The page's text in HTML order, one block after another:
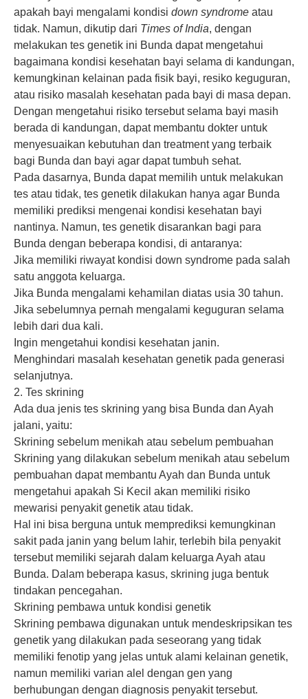
apakah bayi mengalami kondisi down syndrome atau
tidak. Namun, dikutip dari Times of India, dengan
melakukan tes genetik ini Bunda dapat mengetahui
bagaimana kondisi kesehatan bayi selama di kandungan,
kemungkinan kelainan pada fisik bayi, resiko keguguran,
atau risiko masalah kesehatan pada bayi di masa depan.
Dengan mengetahui risiko tersebut selama bayi masih
berada di kandungan, dapat membantu dokter untuk
menyesuaikan kebutuhan dan treatment yang terbaik
bagi Bunda dan bayi agar dapat tumbuh sehat.
Pada dasarnya, Bunda dapat memilih untuk melakukan
tes atau tidak, tes genetik dilakukan hanya agar Bunda
memiliki prediksi mengenai kondisi kesehatan bayi
nantinya. Namun, tes genetik disarankan bagi para
Bunda dengan beberapa kondisi, di antaranya:
Jika memiliki riwayat kondisi down syndrome pada salah
satu anggota keluarga.
Jika Bunda mengalami kehamilan diatas usia 30 tahun.
Jika sebelumnya pernah mengalami keguguran selama
lebih dari dua kali.
Ingin mengetahui kondisi kesehatan janin.
Menghindari masalah kesehatan genetik pada generasi
selanjutnya.
2. Tes skrining
Ada dua jenis tes skrining yang bisa Bunda dan Ayah
jalani, yaitu:
Skrining sebelum menikah atau sebelum pembuahan
Skrining yang dilakukan sebelum menikah atau sebelum
pembuahan dapat membantu Ayah dan Bunda untuk
mengetahui apakah Si Kecil akan memiliki risiko
mewarisi penyakit genetik atau tidak.
Hal ini bisa berguna untuk memprediksi kemungkinan
sakit pada janin yang belum lahir, terlebih bila penyakit
tersebut memiliki sejarah dalam keluarga Ayah atau
Bunda. Dalam beberapa kasus, skrining juga bentuk
tindakan pencegahan.
Skrining pembawa untuk kondisi genetik
Skrining pembawa digunakan untuk mendeskripsikan tes
genetik yang dilakukan pada seseorang yang tidak
memiliki fenotip yang jelas untuk alami kelainan genetik,
namun memiliki varian alel dengan gen yang
berhubungan dengan diagnosis penyakit tersebut.